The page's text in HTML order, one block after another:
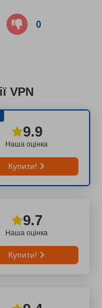
0
VPN
Наша оцінка
9.9
Купити!
Наша оцінка
9.7
Купити!